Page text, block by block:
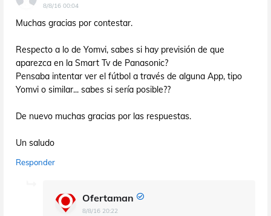
8/8/16 00:04
Muchas gracias por contestar.
Respecto a lo de Yomvi, sabes si hay previsión de que
aparezca en la Smart Tv de Panasonic?
Pensaba intentar ver el fútbol a través de alguna App, tipo
Yomvi o similar... sabes si sería posible??
De nuevo muchas gracias por las respuestas.
Un saludo
Responder
Ofertaman
8/8/16 20:22